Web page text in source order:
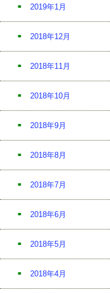
2019年1月
2018年12月
2018年11月
2018年10月
2018年9月
2018年8月
2018年7月
2018年6月
2018年5月
2018年4月